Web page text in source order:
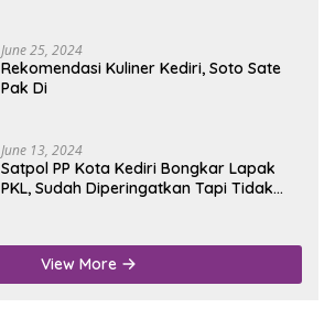
June 25, 2024
Rekomendasi Kuliner Kediri, Soto Sate
Pak Di
June 13, 2024
Satpol PP Kota Kediri Bongkar Lapak
PKL, Sudah Diperingatkan Tapi Tidak
View More